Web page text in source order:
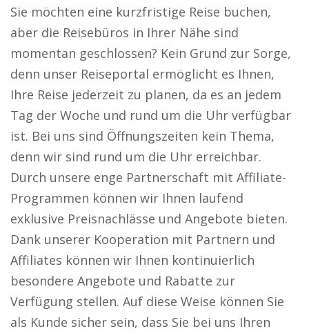
Sie möchten eine kurzfristige Reise buchen,
aber die Reisebüros in Ihrer Nähe sind
momentan geschlossen? Kein Grund zur Sorge,
denn unser Reiseportal ermöglicht es Ihnen,
Ihre Reise jederzeit zu planen, da es an jedem
Tag der Woche und rund um die Uhr verfügbar
ist. Bei uns sind Öffnungszeiten kein Thema,
denn wir sind rund um die Uhr erreichbar.
Durch unsere enge Partnerschaft mit Affiliate-
Programmen können wir Ihnen laufend
exklusive Preisnachlässe und Angebote bieten.
Dank unserer Kooperation mit Partnern und
Affiliates können wir Ihnen kontinuierlich
besondere Angebote und Rabatte zur
Verfügung stellen. Auf diese Weise können Sie
als Kunde sicher sein, dass Sie bei uns Ihren